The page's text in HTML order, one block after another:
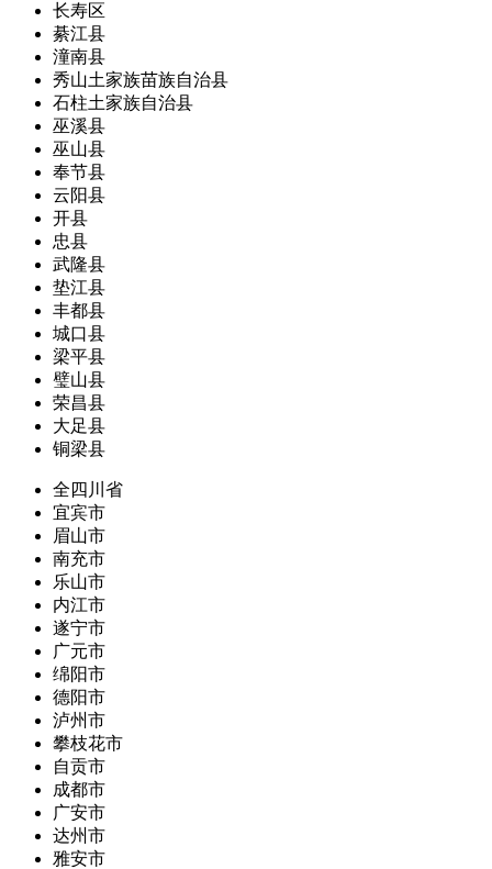
长寿区
綦江县
潼南县
秀山土家族苗族自治县
石柱土家族自治县
巫溪县
巫山县
奉节县
云阳县
开县
忠县
武隆县
垫江县
丰都县
城口县
梁平县
璧山县
荣昌县
大足县
铜梁县
全四川省
宜宾市
眉山市
南充市
乐山市
内江市
遂宁市
广元市
绵阳市
德阳市
泸州市
攀枝花市
自贡市
成都市
广安市
达州市
雅安市